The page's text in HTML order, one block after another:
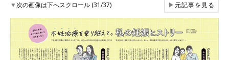
▼次の画像は下へスクロール (31/37) ▶元記事を見る